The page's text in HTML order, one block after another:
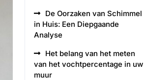
De Oorzaken van Schimmel
in Huis: Een Diepgaande
Analyse
Het belang van het meten
van het vochtpercentage in uw
muur